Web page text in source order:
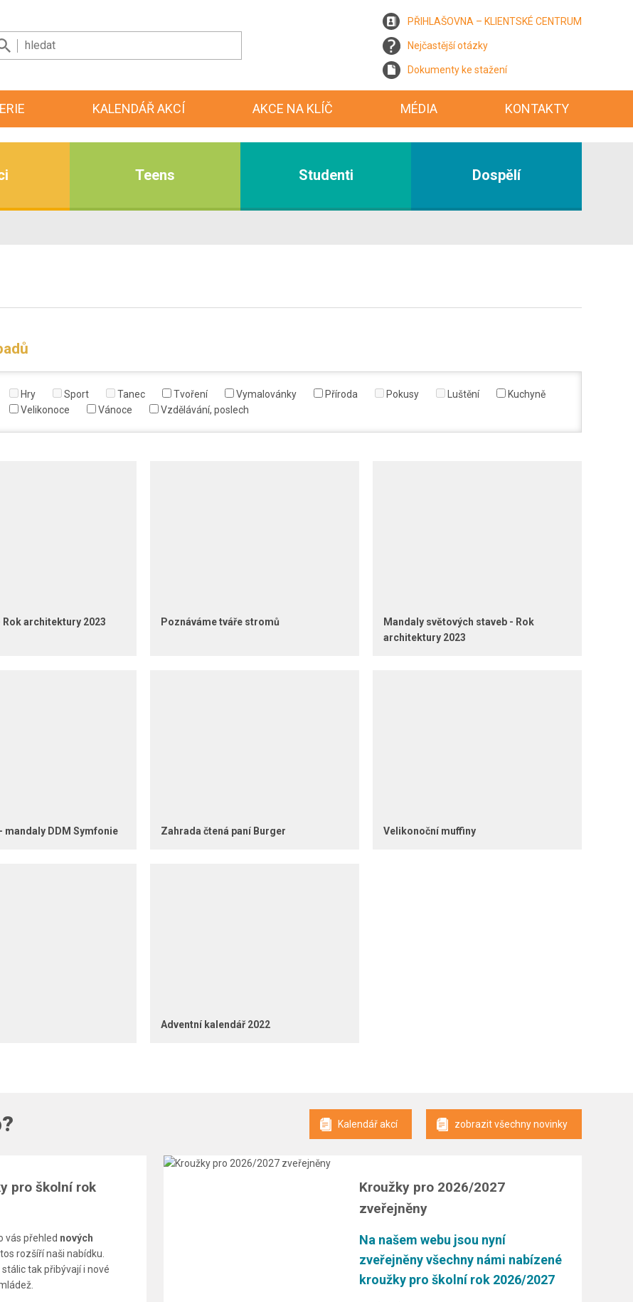
PŘIHLAŠOVNA – KLIENTSKÉ CENTRUM
Nejčastější otázky
Dokumenty ke stažení
KALENDÁŘ AKCÍ AKCE NA KLÍČ MÉDIA KONTAKTY
Teens Studenti Dospělí
Hry Sport Tanec Tvoření Vymalovánky Příroda Pokusy Luštění
Kuchyně
Velikonoce
Vánoce Vzdělávání, poslech
Rok architektury 2023 Poznáváme tváře stromů
Mandaly světových staveb - Rok
architektury 2023
mandaly DDM Symfonie Zahrada čtená paní Burger Velikonoční muffiny
Adventní kalendář 2022
Kalendář akcí zobrazit všechny novinky
pro školní rok
vás přehled nových
rozšíří naši nabídku.
tak přibývají i nové
Kroužky pro 2026/2027
zveřejněny
Na našem webu jsou nyní
zveřejněny všechny námi nabízené
kroužky pro školní rok 2026/2027